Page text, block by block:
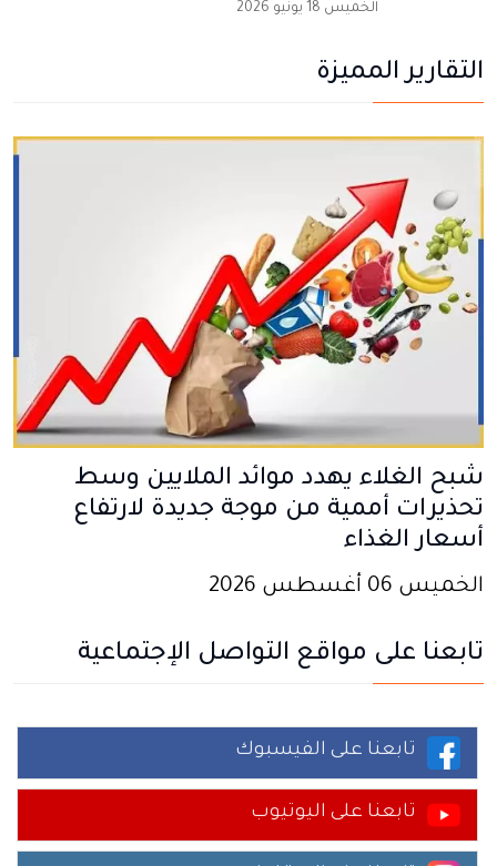
الخميس 18 يونيو 2026
التقارير المميزة
شبح الغلاء يهدد موائد الملايين وسط
تحذيرات أممية من موجة جديدة لارتفاع
أسعار الغذاء
الخميس 06 أغسطس 2026
تابعنا على مواقع التواصل الإجتماعية
تابعنا على الفيسبوك
تابعنا على اليوتيوب